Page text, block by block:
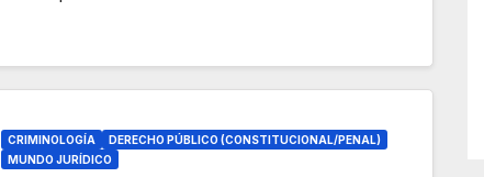
CRIMINOLOGÍA
DERECHO PÚBLICO (CONSTITUCIONAL/PENAL)
MUNDO JURÍDICO